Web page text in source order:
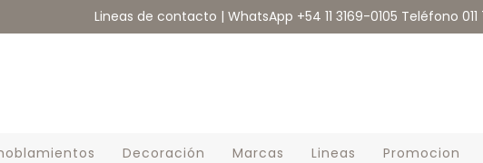
Lineas de contacto | WhatsApp +54 11 3169-0105 Teléfono
Decoración Marcas Lineas Promocion